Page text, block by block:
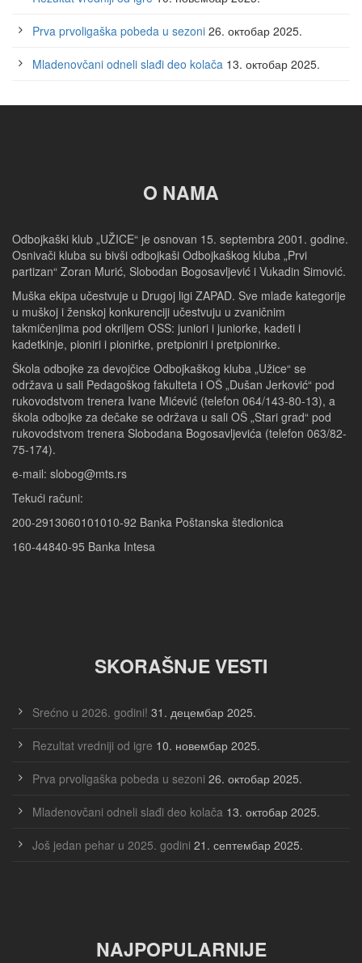
Prva prvoligaška pobeda u sezoni 26. октобар 2025.
Mladenovčani odneli slađi deo kolača 13. октобар 2025.
O NAMA
Odbojkaški klub „UŽICE“ je osnovan 15. septembra 2001. godine.
Osnivači kluba su bivši odbojkaši Odbojkaškog kluba „Prvi
partizan“ Zoran Murić, Slobodan Bogosavljević i Vukadin Simović.
Muška ekipa učestvuje u Drugoj ligi ZAPAD. Sve mlađe kategorije
u muškoj i ženskoj konkurenciji učestvuju u zvaničnim
takmičenjima pod okriljem OSS: juniori i juniorke, kadeti i
kadetkinje, pioniri i pionirke, pretpioniri i pretpionirke.
Škola odbojke za devojčice Odbojkaškog kluba „Užice“ se
održava u sali Pedagoškog fakulteta i OŠ „Dušan Jerković“ pod
rukovodstvom trenera Ivane Mićević (telefon 064/143-80-13), a
škola odbojke za dečake se održava u sali OŠ „Stari grad“ pod
rukovodstvom trenera Slobodana Bogosavljevića (telefon 063/82-
75-174).
e-mail: slobog@mts.rs
Tekući računi:
200-2913060101010-92 Banka Poštanska štedionica
160-44840-95 Banka Intesa
SKORAŠNJE VESTI
Srećno u 2026. godini! 31. децембар 2025.
Rezultat vredniji od igre 10. новембар 2025.
Prva prvoligaška pobeda u sezoni 26. октобар 2025.
Mladenovčani odneli slađi deo kolača 13. октобар 2025.
Još jedan pehar u 2025. godini 21. септембар 2025.
NAJPOPULARNIJE